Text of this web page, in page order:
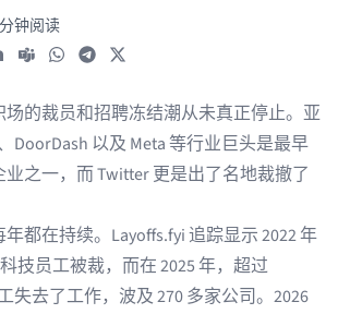
钟阅读
邮件
LinkedIn
Teams WhatsAppTelegram
场的裁员和招聘冻结潮从未真正停止。亚
DoorDash 以及Meta等行业巨头是最早
之一，而 Twitter 更是出了名地裁撤了
都在持续。 Layoffs.fyi追踪显示 2022 年
技员工被裁，而在 2025 年，超过
失去了工作，波及 270 多家公司。2026